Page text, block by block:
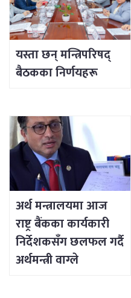
यस्ता छन् मन्त्रिपरिषद्
बैठकका निर्णयहरू
अर्थ मन्त्रालयमा आज
राष्ट्र बैंकका कार्यकारी
निर्देशकसँग छलफल गर्दै
अर्थमन्त्री वाग्ले